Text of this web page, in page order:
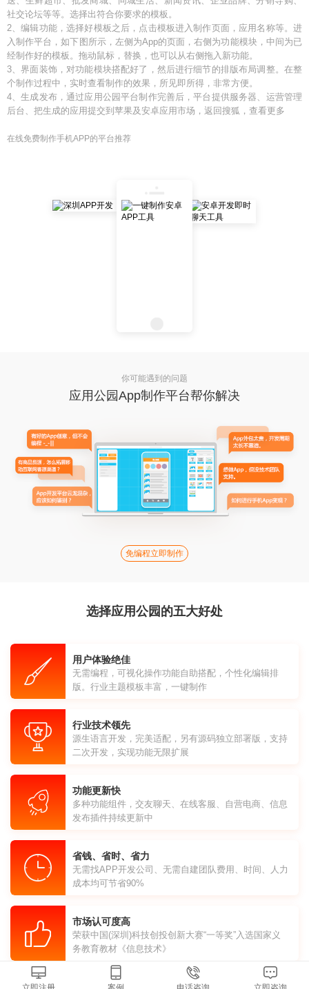
社交论坛等等。选择出符合你要求的模板。
2、编辑功能，选择好模板之后，点击模板进入制作页面，应用名称等。进
入制作平台，如下图所示，左侧为App的页面，右侧为功能模块，中间为已
经制作好的模板。拖动鼠标，替换，也可以从右侧拖入新功能。
3、界面装饰，对功能模块搭配好了，然后进行细节的排版布局调整。在整
个制作过程中，实时查看制作的效果，所见即所得，非常方便。
4、生成发布，通过应用公园平台制作完善后，平台提供服务器、运营管理
后台、把生成的应用提交到苹果及安卓应用市场，返回搜狐，查看更多
在线免费制作手机APP的平台推荐
你可能遇到的问题
应用公园App制作平台帮你解决
免编程立即制作
选择应用公园的五大好处
用户体验绝佳
无需编程，可视化操作功能自助搭配，个性化编辑排
版。行业主题模板丰富，一键制作
行业技术领先
源生语言开发，完美适配，另有源码独立部署版，支持
二次开发，实现功能无限扩展
功能更新快
多种功能组件，交友聊天、在线客服、自营电商、信息
发布插件持续更新中
省钱、省时、省力
无需找APP开发公司、无需自建团队费用、时间、人力
成本均可节省90%
市场认可度高
荣获中国(深圳)科技创投创新大赛“一等奖”入选国家义
务教育教材《信息技术》